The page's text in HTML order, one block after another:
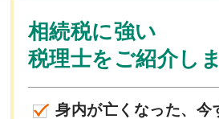
相続税に強い
税理士をご紹介し
身内が亡くなった、今